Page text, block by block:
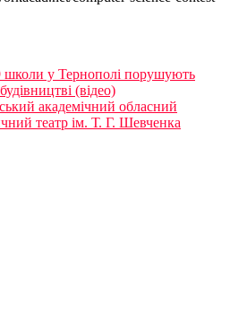
школи у Тернополі порушують
(відео)
академічний обласний
театр ім. Т. Г. Шевченка